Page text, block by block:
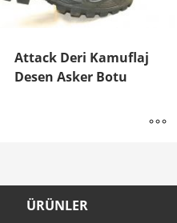
Attack Deri Kamuflaj
Desen Asker Botu
ÜRÜNLER